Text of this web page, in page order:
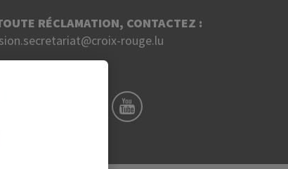
RÉCLAMATION, CONTACTEZ :
rouge.lu